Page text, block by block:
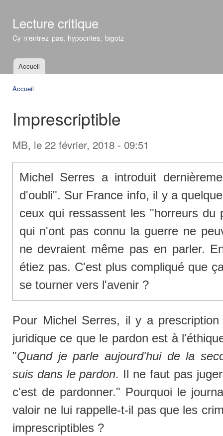
Lecture critique
Cy n'entrez pas, hypocrites, bigotz
Menu principal
Accueil
Accueil
Imprescriptible
MB, le 22 février, 2018 - 09:51
Michel Serres a introduit
d'oubli". Sur France info, il y a
ceux qui ressassent les "horreurs du
qui n'ont pas connu la guerre ne
ne devraient même pas en parler.
étiez pas. C'est plus compliqué que
se tourner vers l'avenir ?
Pour Michel Serres, il y a
juridique ce que le pardon est à
"Quand je parle aujourd'hui de la
suis dans le pardon. Il ne faut pas
c'est de pardonner." Pourquoi le
valoir ne lui rappelle-t-il pas que les
imprescriptibles ?